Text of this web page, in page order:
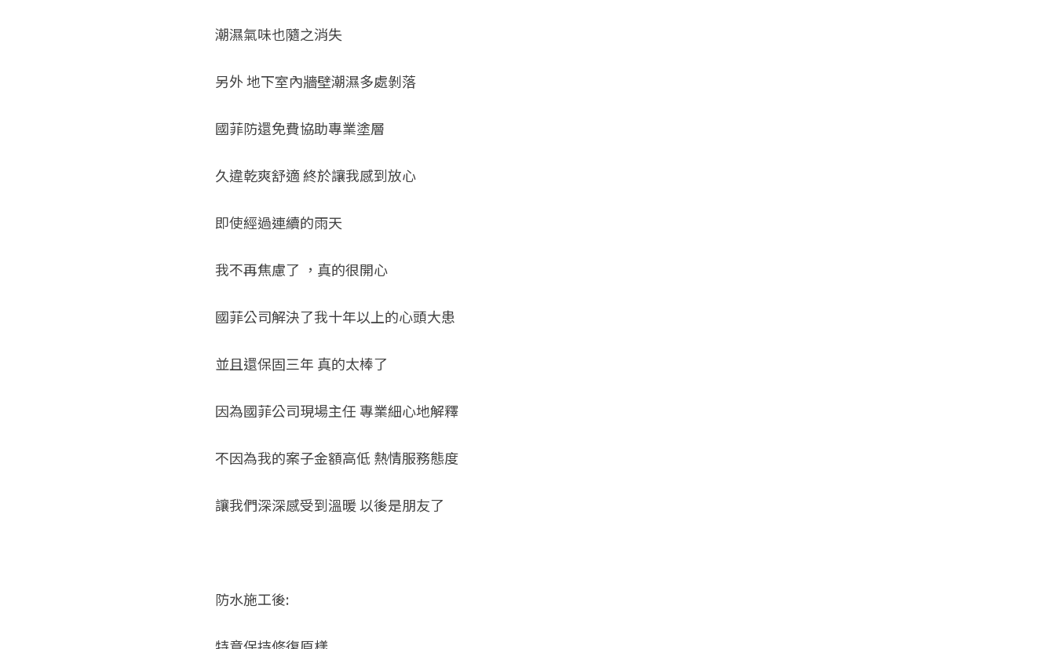
潮濕氣味也隨之消失
另外 地下室內牆壁潮濕多處剝落
國菲防還免費協助專業塗層
久違乾爽舒適 終於讓我感到放心
即使經過連續的雨天
我不再焦慮了 ，真的很開心
國菲公司解決了我十年以上的心頭大患
並且還保固三年 真的太棒了
因為國菲公司現場主任 專業細心地解釋
不因為我的案子金額高低 熱情服務態度
讓我們深深感受到溫暖 以後是朋友了
防水施工後: